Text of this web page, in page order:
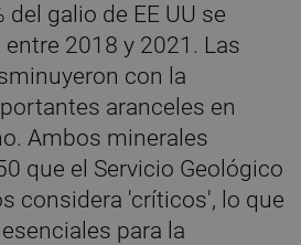
del galio de EE UU se
2018 y 2021. Las
con la
aranceles en
Ambos minerales
que el Servicio Geológico
considera 'críticos', lo que
para la